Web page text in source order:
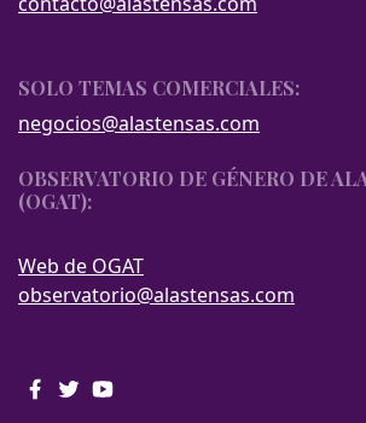
SOLO TEMAS COMERCIALES:
negocios@alastensas.com
OBSERVATORIO DE GÉNERO DE
(OGAT):
Web de OGAT
observatorio@alastensas.com